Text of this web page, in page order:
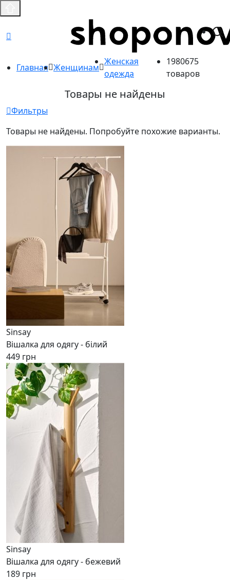
Главная Женщинам
Женская
одежда
1980675
товаров
Товары не найдены
Фильтры
Товары не найдены. Попробуйте похожие варианты.
Sinsay
Вішалка для одягу - білий
449 грн
Sinsay
Вішалка для одягу - бежевий
189 грн